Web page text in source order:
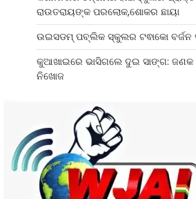
ରାଉତରାୟଙ୍କ ପରଲୋକ,ଶୋକର ଛାୟା
ଉଇସଡମ୍ ପବ୍ଲିକ ସ୍କୁଲର ଟଵାକୋ ବର୍ଜନ
କୁଆଖାଇରେ ଭାସିଗଲେ ଦୁଇ ସାଙ୍ଗ: ଜଣକ
ନିଖୋଜ